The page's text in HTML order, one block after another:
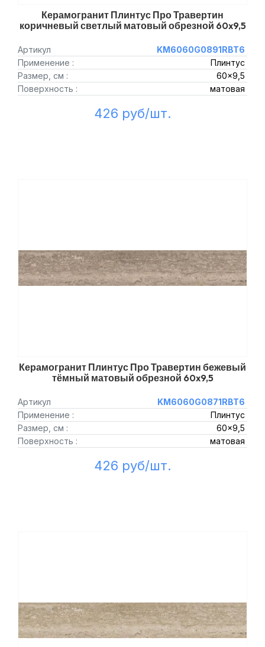
Керамогранит Плинтус Про Травертин
коричневый светлый матовый обрезной 60x9,5
Артикул
KM6060G0891RBT6
Применение :
Плинтус
Размер, см :
60x9,5
Поверхность :
матовая
426 руб/шт.
Керамогранит Плинтус Про Травертин бежевый
тёмный матовый обрезной 60x9,5
Артикул
KM6060G0871RBT6
Применение :
Плинтус
Размер, см :
60x9,5
Поверхность :
матовая
426 руб/шт.